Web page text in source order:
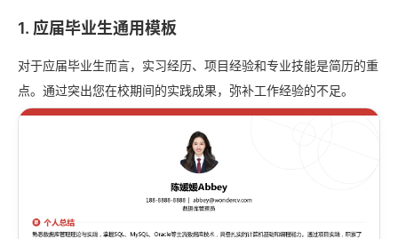
1. 应届毕业生通用模板
对于应届毕业生而言，实习经历、项目经验和专业技能是简历的重
点。通过突出您在校期间的实践成果，弥补工作经验的不足。